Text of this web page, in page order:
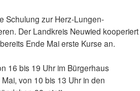
Schulung zur Herz-Lungen-
Der Landkreis Neuwied kooperiert
Ende Mai erste Kurse an.
16 bis 19 Uhr im Bürgerhaus
von 10 bis 13 Uhr in den